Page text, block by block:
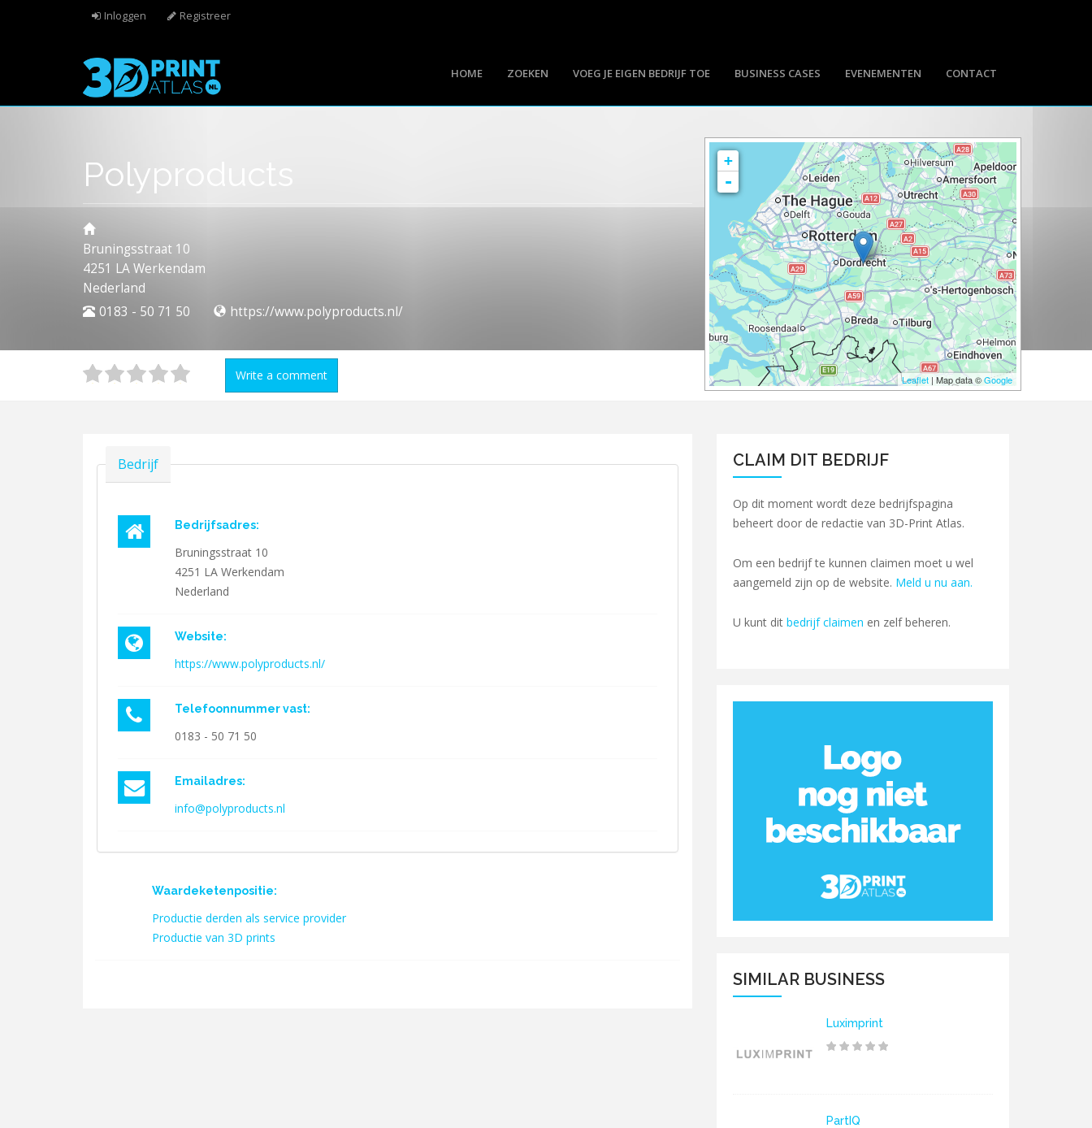
Overslaan en naar de algemene inhoud gaan
Inloggen Registreer
HOME ZOEKEN VOEG JE EIGEN BEDRIJF TOE BUSINESS CASES EVENEMENTEN CONTACT
Polyproducts
Bruningsstraat 10
4251 LAWerkendam
Nederland
0183 - 50 71 50
https://www.polyproducts.nl/
+
-
Leaflet | Map data ©Google
Write a comment
Verbergen
Bedrijf
Bedrijfsadres:
Bruningsstraat 10
4251 LA Werkendam
Nederland
Website:
https://www.polyproducts.nl/
Telefoonnummer vast:
0183 - 50 71 50
Emailadres:
info@polyproducts.nl
Waardeketenpositie:
Productie derden als service provider
Productie van 3D prints
CLAIM DIT BEDRIJF
Op dit moment wordt deze bedrijfspagina
beheert door de redactie van 3D-Print Atlas.
Om een bedrijf te kunnen claimen moet u wel
aangemeld zijn op de website. Meld u nu aan.
U kunt dit bedrijf claimen en zelf beheren.
SIMILAR BUSINESS
Luximprint
PartIQ